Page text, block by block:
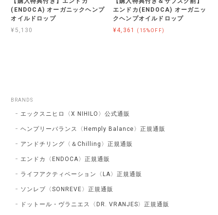
(ENDOCA) オーガニックヘンプ
オイルドロップ
¥5,130
エンドカ(ENDOCA) オーガニッ
クヘンプオイルドロップ
¥4,361
(15%OFF)
BRANDS
エックスニヒロ〈X NIHILO〉公式通販
ヘンプリーバランス〈Hemply Balance〉正規通販
アンドチリング〈＆Chilling〉正規通販
エンドカ〈ENDOCA〉正規通販
ライフアクティベーション〈LA〉正規通販
ソンレブ〈SONREVE〉正規通販
ドットール・ヴラニエス〈DR. VRANJES〉正規通販